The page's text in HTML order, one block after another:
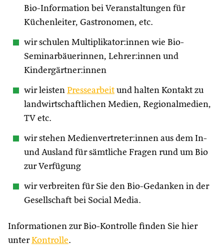
Bio-Information bei Veranstaltungen für
Küchenleiter, Gastronomen, etc.
wir schulen Multiplikator:innen wie Bio-
Seminarbäuerinnen, Lehrer:innen und
Kindergärtner:innen
wir leisten Pressearbeit und halten Kontakt zu
landwirtschaftlichen Medien, Regionalmedien,
TV etc.
wir stehen Medienvertreter:innen aus dem In-
und Ausland für sämtliche Fragen rund um Bio
zur Verfügung
wir verbreiten für Sie den Bio-Gedanken in der
Gesellschaft bei Social Media.
Informationen zur Bio-Kontrolle finden Sie hier
unterKontrolle.